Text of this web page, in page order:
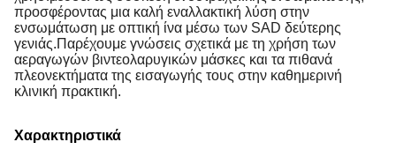
προσφέροντας μια καλή εναλλακτική λύση στην
ενσωμάτωση με οπτική ίνα μέσω των SAD δεύτερης
γενιάς.Παρέχουμε γνώσεις σχετικά με τη χρήση των
αεραγωγών βιντεολαρυγικών μάσκες και τα πιθανά
πλεονεκτήματα της εισαγωγής τους στην καθημερινή
κλινική πρακτική.
Χαρακτηριστικά